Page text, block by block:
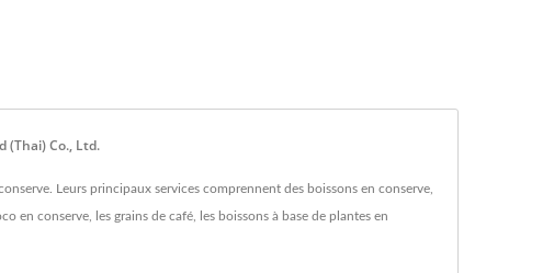
(Thai) Co., Ltd.
Leurs principaux services comprennent des boissons en conserve,
en conserve, les grains de café, les boissons à base de plantes en